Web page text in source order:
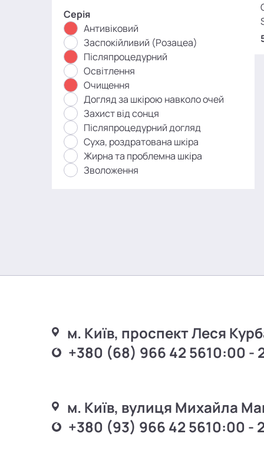
Серія
Антивіковий
Заспокійливий (Розацеа)
Післяпроцедурний
Освітлення
Очищення
Догляд за шкірою навколо очей
Захист від сонця
Післяпроцедурний догляд
Суха, роздратована шкіра
Жирна та проблемна шкіра
Зволоження
м. Київ, проспект Леся
+380 (68) 966 42 5610:00 -
м. Київ, вулиця Михайла
+380 (93) 966 42 5610:00 -